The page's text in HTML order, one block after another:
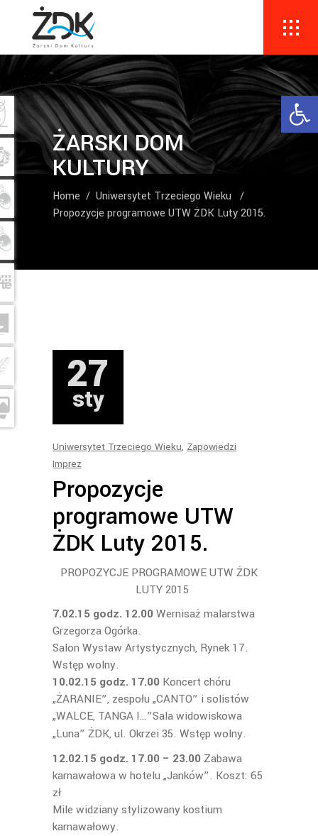
ŻARSKI DOM
KULTURY
Home / Uniwersytet Trzeciego Wieku
/
Propozycje programowe UTW ŻDK Luty 2015.
27
sty
Uniwersytet Trzeciego Wieku, Zapowiedzi
Imprez
Propozycje
programowe UTW
ŻDK Luty 2015.
PROPOZYCJE PROGRAMOWE UTW ŻDK
LUTY 2015
7.02.15 godz. 12.00Wernisaż malarstwa
Grzegorza Ogórka.
Salon Wystaw Artystycznych, Rynek 17.
Wstęp wolny.
10.02.15 godz. 17.00 Koncert chóru
„ŻARANIE”, zespołu „CANTO” i solistów
„WALCE, TANGA I…”Sala widowiskowa
„Luna” ŻDK, ul. Okrzei 35. Wstęp wolny.
12.02.15 godz. 17.00 – 23.00 Zabawa
karnawałowa w hotelu „Janków”. Koszt: 65
zł
Mile widziany stylizowany kostium
karnawałowy.